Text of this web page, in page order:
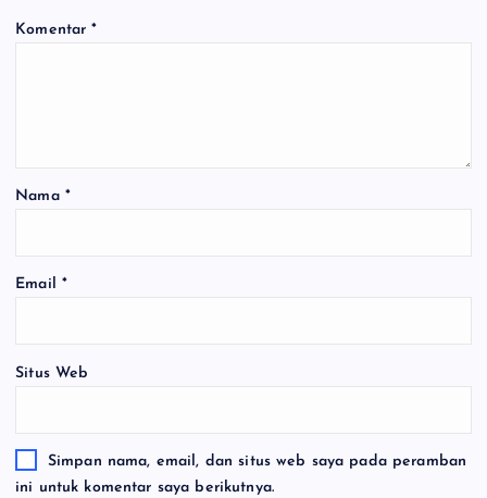
Komentar*
Nama *
Email *
Situs Web
Simpan nama, email, dan situs web saya pada peramban
ini untuk komentar saya berikutnya.